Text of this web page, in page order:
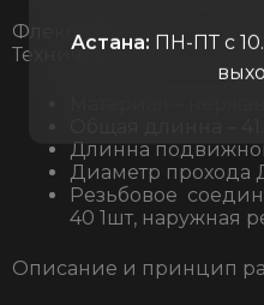
Флексибельное
Технические
Длинна
Диаметр прохода
Резьбовое
40 1шт, наружная
Описание и принцип
Астана: ПН-ПТ с